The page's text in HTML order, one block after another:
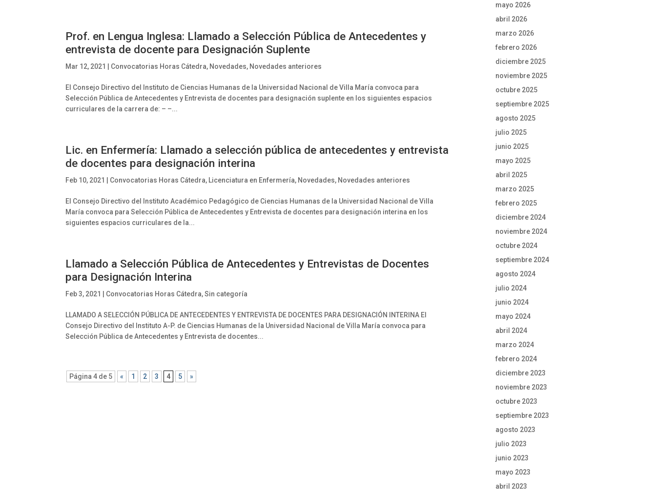
Prof. en Lengua Inglesa: Llamado a Selección Pública de Antecedentes y
entrevista de docente para Designación Suplente
Mar 12, 2021 Convocatorias Horas Cátedra, Novedades, Novedades anteriores
El Consejo Directivo del Instituto de Ciencias Humanas de la Universidad Nacional de Villa María convoca para
Selección Pública de Antecedentes y Entrevista de docentes para designación suplente en los siguientes espacios
curriculares de la carrera de: – –...
Lic. en Enfermería: Llamado a selección pública de antecedentes y entrevista
de docentes para designación interina
Feb 10, 2021 Convocatorias Horas Cátedra, Licenciatura en Enfermería, Novedades, Novedades anteriores
El Consejo Directivo del Instituto Académico Pedagógico de Ciencias Humanas de la Universidad Nacional de Villa
María convoca para Selección Pública de Antecedentes y Entrevista de docentes para designación interina en los
siguientes espacios curriculares de la...
Llamado a Selección Pública de Antecedentes y Entrevistas de Docentes
para Designación Interina
Feb 3, 2021 Convocatorias Horas Cátedra,Sin categoría
LLAMADO A SELECCIÓN PÚBLICA DE ANTECEDENTES Y ENTREVISTA DE DOCENTES PARA DESIGNACIÓN INTERINA El
Consejo Directivo del Instituto A-P. de Ciencias Humanas de la Universidad Nacional de Villa María convoca para
Selección Pública de Antecedentes y Entrevista de docentes...
Página 4 de 5 « 1 2 3 4 5 »
mayo 2026
abril 2026
marzo 2026
febrero 2026
diciembre 2025
noviembre 2025
octubre 2025
septiembre 2025
agosto 2025
julio 2025
junio 2025
mayo 2025
abril 2025
marzo 2025
febrero 2025
diciembre 2024
noviembre 2024
octubre 2024
septiembre 2024
agosto 2024
julio 2024
junio 2024
mayo 2024
abril 2024
marzo 2024
febrero 2024
diciembre 2023
noviembre 2023
octubre 2023
septiembre 2023
agosto 2023
julio 2023
junio 2023
mayo 2023
abril 2023